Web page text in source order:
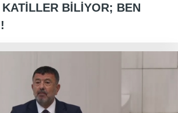
KATİLLER BİLİYOR; BEN